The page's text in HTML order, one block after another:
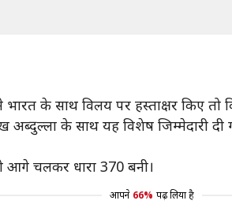
के साथ विलय पर हस्ताक्षर किए तो
अब्दुल्ला के साथ यह विशेष जिम्मेदारी दी
आगे चलकर धारा 370 बनी।
आपने 66% पढ़ लिया है